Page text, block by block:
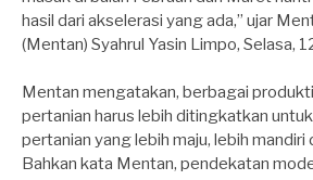
hasil dari akselerasi yang ada,” ujar
(Mentan) Syahrul Yasin Limpo, Selasa,
Mentan mengatakan, berbagai
pertanian harus lebih ditingkatkan
pertanian yang lebih maju, lebih mandiri
Bahkan kata Mentan, pendekatan